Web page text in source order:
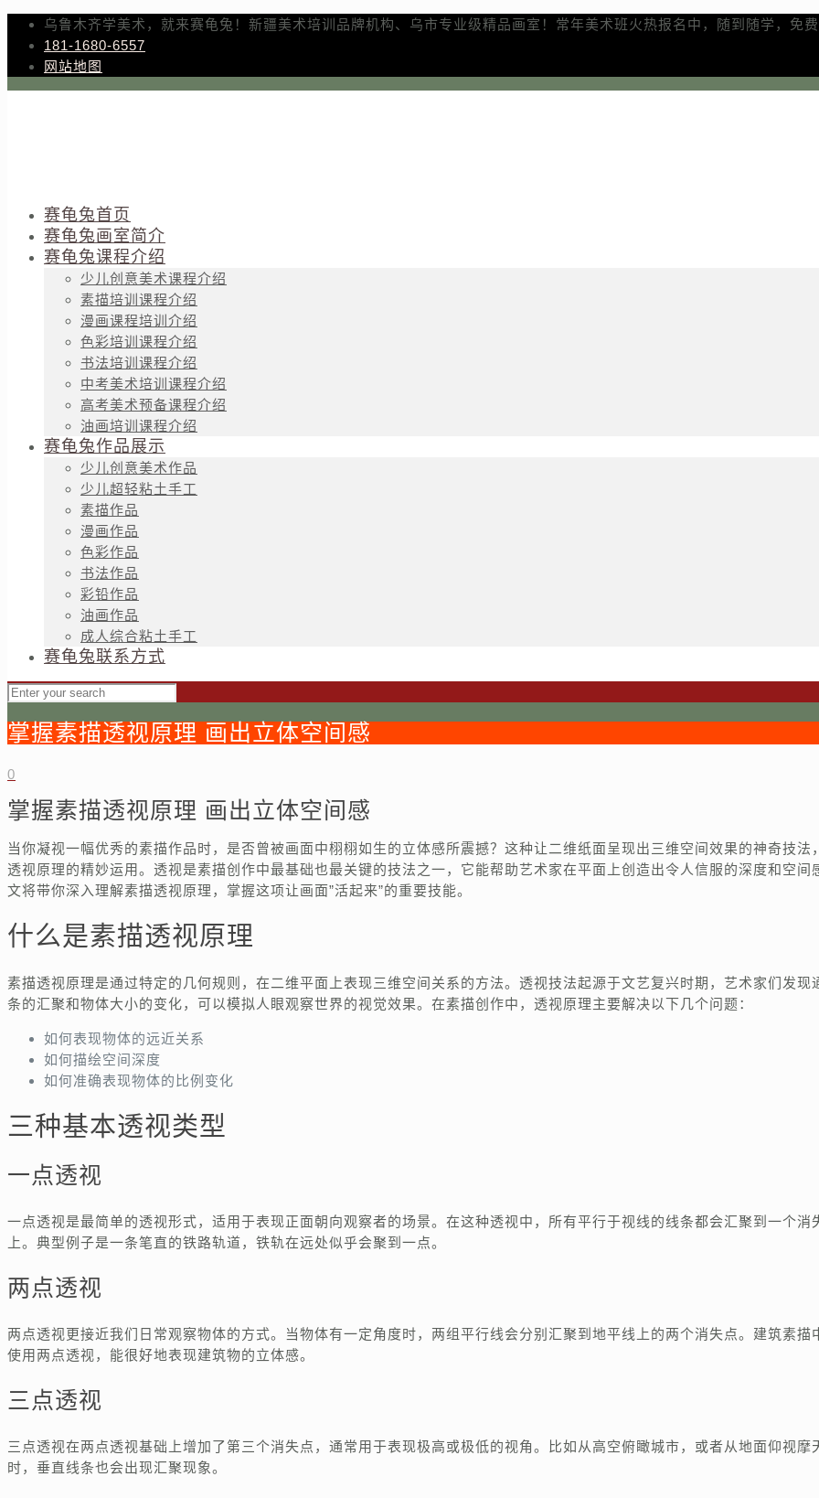
乌鲁木齐学美术，就来赛龟兔！新疆美术培训品牌机构、乌市专业级精品画室！常年美术班火热报名中，随到随学，免
181-1680-6557
网站地图
赛龟兔首页
赛龟兔画室简介
赛龟兔课程介绍
少儿创意美术课程介绍
素描培训课程介绍
漫画课程培训介绍
色彩培训课程介绍
书法培训课程介绍
中考美术培训课程介绍
高考美术预备课程介绍
油画培训课程介绍
赛龟兔作品展示
少儿创意美术作品
少儿超轻粘土手工
素描作品
漫画作品
色彩作品
书法作品
彩铅作品
油画作品
成人综合粘土手工
赛龟兔联系方式
掌握素描透视原理 画出立体空间感
0
掌握素描透视原理 画出立体空间感
当你凝视一幅优秀的素描作品时，是否曾被画面中栩栩如生的立体感所震撼？这种让二维纸面呈现出三维空间效果的神奇技法
透视原理的精妙运用。透视是素描创作中最基础也最关键的技法之一，它能帮助艺术家在平面上创造出令人信服的深度和空间
文将带你深入理解素描透视原理，掌握这项让画面”活起来”的重要技能。
什么是素描透视原理
素描透视原理是通过特定的几何规则，在二维平面上表现三维空间关系的方法。透视技法起源于文艺复兴时期，艺术家们发现
条的汇聚和物体大小的变化，可以模拟人眼观察世界的视觉效果。在素描创作中，透视原理主要解决以下几个问题：
如何表现物体的远近关系
如何描绘空间深度
如何准确表现物体的比例变化
三种基本透视类型
一点透视
一点透视是最简单的透视形式，适用于表现正面朝向观察者的场景。在这种透视中，所有平行于视线的线条都会汇聚到一个消
上。典型例子是一条笔直的铁路轨道，铁轨在远处似乎会聚到一点。
两点透视
两点透视更接近我们日常观察物体的方式。当物体有一定角度时，两组平行线会分别汇聚到地平线上的两个消失点。建筑素描
使用两点透视，能很好地表现建筑物的立体感。
三点透视
三点透视在两点透视基础上增加了第三个消失点，通常用于表现极高或极低的视角。比如从高空俯瞰城市，或者从地面仰视摩
时，垂直线条也会出现汇聚现象。